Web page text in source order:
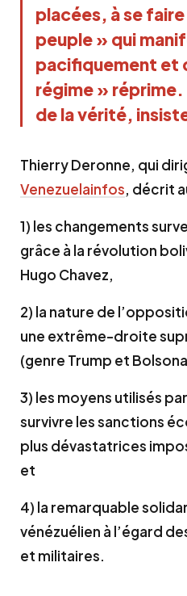
placées, à se
peuple » qui
pacifiquement et
régime » réprime.
de la vérité,
Thierry Deronne, qui
Venezuelainfos, décrit
1) les changements
grâce à la révolution
Hugo Chavez,
2) la nature de
une extrême-droite
(genre Trump et
3) les moyens utilisés
survivre les sanctions
plus dévastatrices
et
4) la remarquable
vénézuélien à l’égard
et militaires.